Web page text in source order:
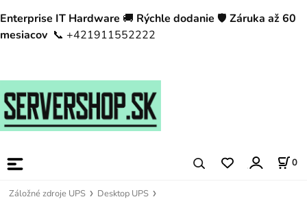
Enterprise IT Hardware 🚚 Rýchle dodanie 🛡️ Záruka až 60
mesiacov 📞 +421911552222
0
Záložné zdroje UPS Desktop UPS